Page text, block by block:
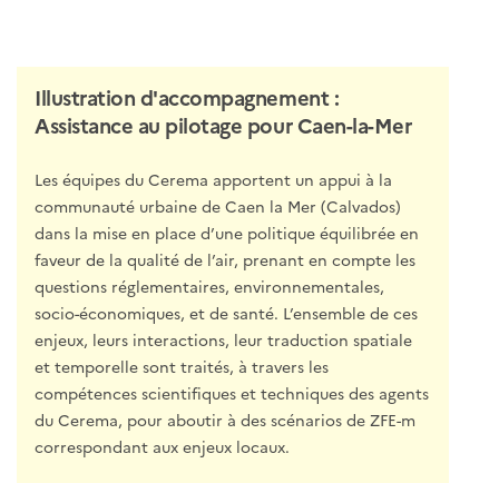
Illustration d'accompagnement :
Assistance au pilotage pour Caen-la-Mer
Les équipes du Cerema apportent un appui à la
communauté urbaine de Caen la Mer (Calvados)
dans la mise en place d’une politique équilibrée en
faveur de la qualité de l’air, prenant en compte les
questions réglementaires, environnementales,
socio-économiques, et de santé. L’ensemble de ces
enjeux, leurs interactions, leur traduction spatiale
et temporelle sont traités, à travers les
compétences scientifiques et techniques des agents
du Cerema, pour aboutir à des scénarios de ZFE-m
correspondant aux enjeux locaux.